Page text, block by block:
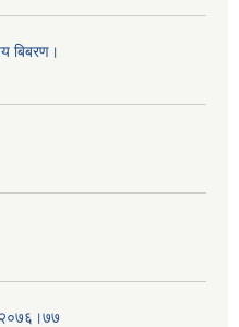
बिबरण।
२०७६।७७